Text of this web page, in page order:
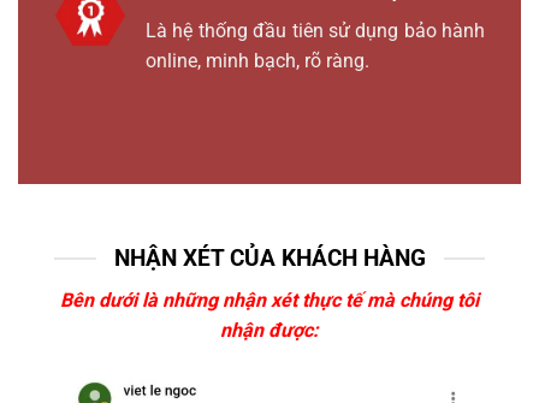
Là hệ thống đầu tiên sử dụng bảo hành
online, minh bạch, rõ ràng.
NHẬN XÉT CỦA KHÁCH HÀNG
Bên dưới là những nhận xét thực tế mà chúng tôi
nhận được: